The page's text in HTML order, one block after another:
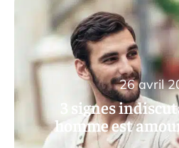
3 signes
homme est
26 avril